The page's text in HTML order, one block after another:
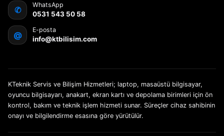
✆
WhatsApp
0531 543 50 58
@
E-posta
info@ktbilisim.com
KTeknik Servis ve Bilişim Hizmetleri; laptop, masaüstü bilgisayar,
oyuncu bilgisayarı, anakart, ekran kartı ve depolama birimleri için ön
kontrol, bakım ve teknik işlem hizmeti sunar. Süreçler cihaz sahibinin
onayı ve bilgilendirme esasına göre yürütülür.